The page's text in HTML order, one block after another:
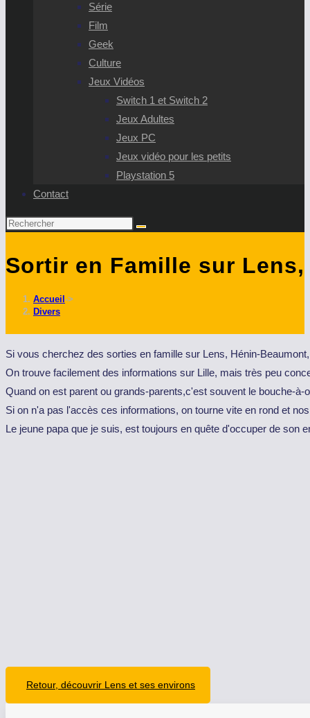
Série
Film
Geek
Culture
Jeux Vidéos
Switch 1 et Switch 2
Jeux Adultes
Jeux PC
Jeux vidéo pour les petits
Playstation 5
Contact
Rechercher
ce
Sortir en Famille sur
Accueil ->
Divers
Si vous cherchez des sorties en famille sur Lens, Hénin-
On trouve facilement des informations sur Lille, mais très peu
Quand on est parent ou grands-parents,c'est souvent le bouche-
Si on n'a pas l'accès ces informations, on tourne vite en rond et
Le jeune papa que je suis, est toujours en quête d'occuper de son
Retour, découvrir Lens et ses environs